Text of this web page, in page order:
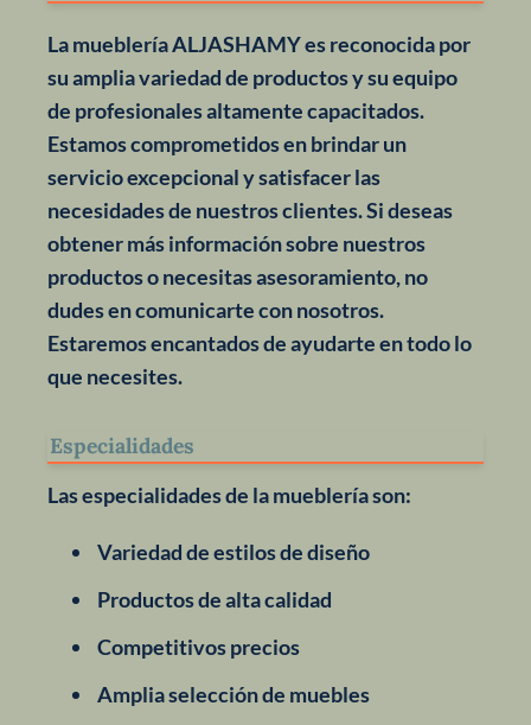
La muebleríaALJASHAMYes reconocida por
su amplia variedad de productos y su equipo
de profesionales altamente capacitados.
Estamos comprometidos en brindar un
servicio excepcional y satisfacer las
necesidades de nuestros clientes. Si deseas
obtener más información sobre nuestros
productos o necesitas asesoramiento, no
dudes en comunicarte con nosotros.
Estaremos encantados de ayudarte en todo lo
que necesites.
Especialidades
Las especialidades de la mueblería son:
Variedad de estilos de diseño
Productos de alta calidad
Competitivos precios
Amplia selección de muebles